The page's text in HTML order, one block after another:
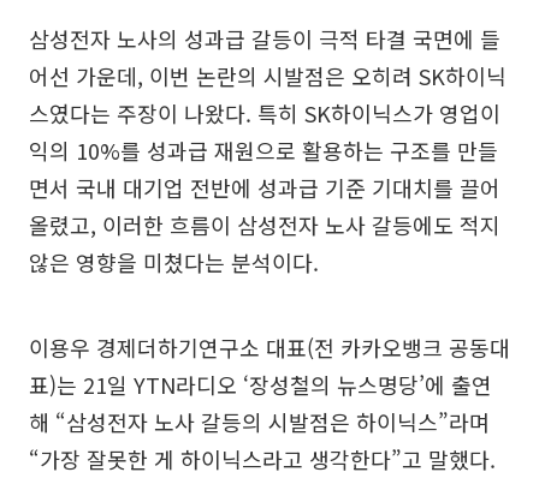
삼성전자 노사의 성과급 갈등이 극적 타결 국면에 들
어선 가운데, 이번 논란의 시발점은 오히려 SK하이닉
스였다는 주장이 나왔다. 특히 SK하이닉스가 영업이
익의 10%를 성과급 재원으로 활용하는 구조를 만들
면서 국내 대기업 전반에 성과급 기준 기대치를 끌어
올렸고, 이러한 흐름이 삼성전자 노사 갈등에도 적지
않은 영향을 미쳤다는 분석이다.
이용우 경제더하기연구소 대표(전 카카오뱅크 공동대
표)는 21일 YTN라디오 ‘장성철의 뉴스명당’에 출연
해 “삼성전자 노사 갈등의 시발점은 하이닉스”라며
“가장 잘못한 게 하이닉스라고 생각한다”고 말했다.